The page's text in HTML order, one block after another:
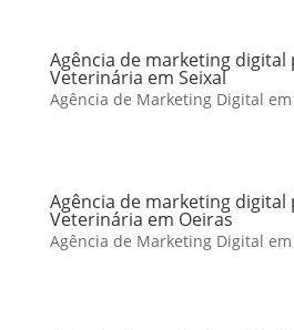
Agência de marketing digital
Veterinária em Seixal
Agência de Marketing Digital
Agência de marketing digital
Veterinária em Oeiras
Agência de Marketing Digital